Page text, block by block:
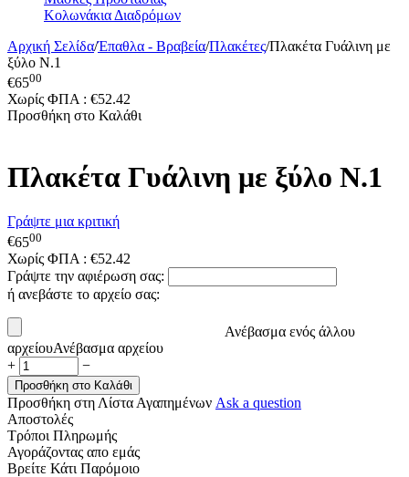
Κολωνάκια Διαδρόμων
Αρχική Σελίδα/Έπαθλα - Βραβεία/Πλακέτες/Πλακέτα Γυάλινη με
ξύλο Ν.1
€6500
Χωρίς ΦΠΑ : €52.42
Προσθήκη στο Καλάθι
Πλακέτα Γυάλινη με ξύλο Ν.1
Γράψτε μια κριτική
€6500
Χωρίς ΦΠΑ : €52.42
Γράψτε την αφιέρωση σας:
ή ανεβάστε το αρχείο σας:
Ανέβασμα ενός άλλου
αρχείουΑνέβασμα αρχείου
+
−
Προσθήκη στο Καλάθι
Προσθήκη στη Λίστα Αγαπημένων Ask a question
Αποστολές
Τρόποι Πληρωμής
Αγοράζοντας απο εμάς
Βρείτε Κάτι Παρόμοιο